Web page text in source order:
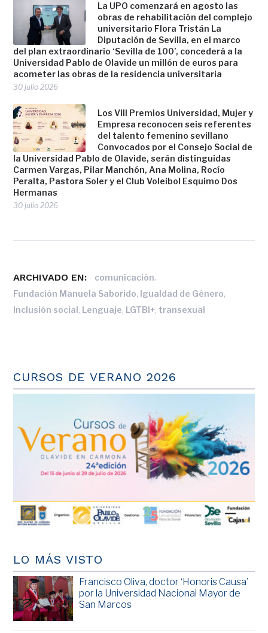
La UPO comenzará en agosto las
obras de rehabilitación del complejo
universitario Flora Tristán La
Diputación de Sevilla, en el marco
del plan extraordinario ‘Sevilla de 100’, concederá a la
Universidad Pablo de Olavide un millón de euros para
acometer las obras de la residencia universitaria
30 julio 2026
Los VIII Premios Universidad, Mujer y
Empresa reconocen seis referentes
del talento femenino sevillano
Convocados por el Consejo Social de
la Universidad Pablo de Olavide, serán distinguidas
Carmen Vargas, Pilar Manchón, Ana Molina, Rocío
Peralta, Pastora Soler y el Club Voleibol Esquimo Dos
Hermanas
30 julio 2026
ARCHIVADO EN: comunicación,
Fundación Manuela Saborido, Igualdad de Género,
Inclusión social, Lenguaje, LGTBI+, transexual
CURSOS DE VERANO 2026
LO MÁS VISTO
Francisco Oliva, doctor ‘Honoris Causa’
por la Universidad Nacional Mayor de
San Marcos